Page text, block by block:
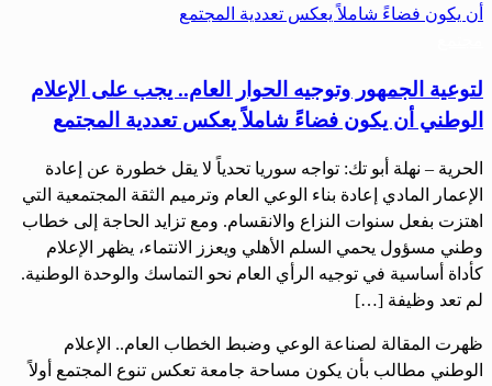
لتوعية الجمهور وتوجيه الحوار العام.. يجب على الإعلام
الوطني أن يكون فضاءً شاملاً يعكس تعددية المجتمع
الحرية – نهلة أبو تك: تواجه سوريا تحدياً لا يقل خطورة عن إعادة
الإعمار المادي إعادة بناء الوعي العام وترميم الثقة المجتمعية التي
اهتزت بفعل سنوات النزاع والانقسام. ومع تزايد الحاجة إلى خطاب
وطني مسؤول يحمي السلم الأهلي ويعزز الانتماء، يظهر الإعلام
كأداة أساسية في توجيه الرأي العام نحو التماسك والوحدة الوطنية.
لم تعد وظيفة […]
ظهرت المقالة لصناعة الوعي وضبط الخطاب العام.. الإعلام
الوطني مطالب بأن يكون مساحة جامعة تعكس تنوع المجتمع أولاً